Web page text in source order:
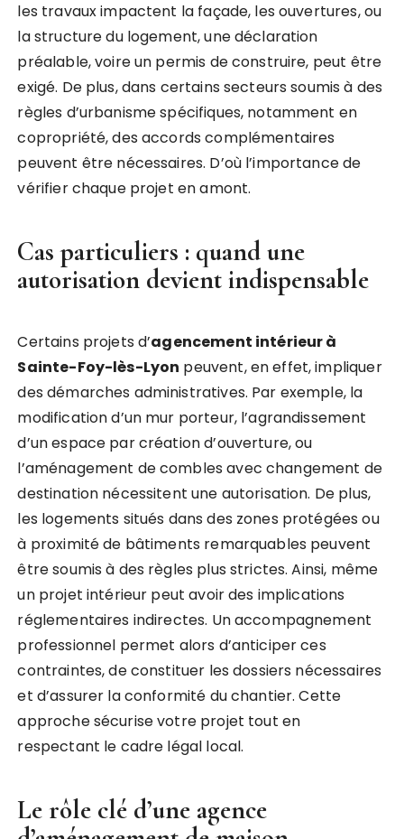
les travaux impactent la façade, les ouvertures, ou
la structure du logement, une déclaration
préalable, voire un permis de construire, peut être
exigé. De plus, dans certains secteurs soumis à des
règles d’urbanisme spécifiques, notamment en
copropriété, des accords complémentaires
peuvent être nécessaires. D’où l’importance de
vérifier chaque projet en amont.
Cas particuliers : quand une
autorisation devient indispensable
Certains projets d’agencement intérieur à
Sainte-Foy-lès-Lyon peuvent, en effet, impliquer
des démarches administratives. Par exemple, la
modification d’un mur porteur, l’agrandissement
d’un espace par création d’ouverture, ou
l’aménagement de combles avec changement de
destination nécessitent une autorisation. De plus,
les logements situés dans des zones protégées ou
à proximité de bâtiments remarquables peuvent
être soumis à des règles plus strictes. Ainsi, même
un projet intérieur peut avoir des implications
réglementaires indirectes. Un accompagnement
professionnel permet alors d’anticiper ces
contraintes, de constituer les dossiers nécessaires
et d’assurer la conformité du chantier. Cette
approche sécurise votre projet tout en
respectant le cadre légal local.
Le rôle clé d’une agence